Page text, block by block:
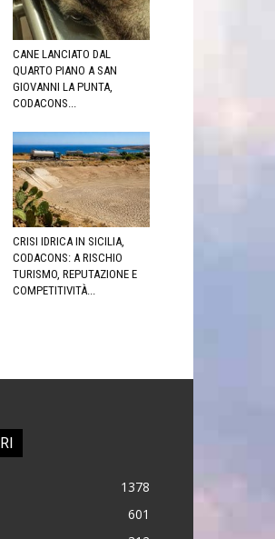
CANE LANCIATO DAL
QUARTO PIANO A SAN
GIOVANNI LA PUNTA,
CODACONS...
CRISI IDRICA IN SICILIA,
CODACONS: A RISCHIO
TURISMO, REPUTAZIONE E
COMPETITIVITÀ...
1378
601